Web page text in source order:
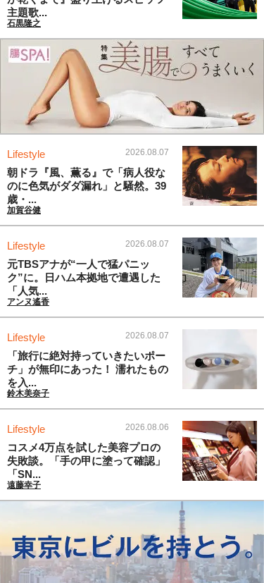
主題歌...
石黒隆之
Lifestyle 2026.08.07
朝ドラ『風、薫る』で「病人役な
のに色気がダダ漏れ」と騒然。39
歳・...
加賀谷健
Lifestyle 2026.08.07
元TBSアナが“一人で猛パニッ
ク”に。日ハム本拠地で遭遇した
「人気...
アンヌ遙香
Lifestyle 2026.08.07
「旅行に絶対持っていきたいポー
チ」が無印にあった！ 濡れたもの
を入...
鈴木美奈子
Lifestyle 2026.08.06
コスメ4万点を試した美容プロの
失敗談。「手の甲に塗って確認」
「SN...
遠藤幸子